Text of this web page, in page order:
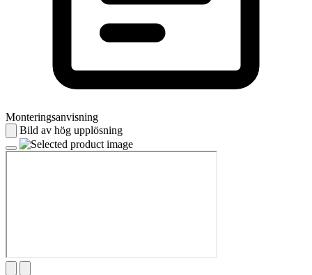
Monteringsanvisning
Bild av hög upplösning